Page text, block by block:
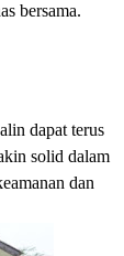
bersama.
dapat terus
solid dalam
dan